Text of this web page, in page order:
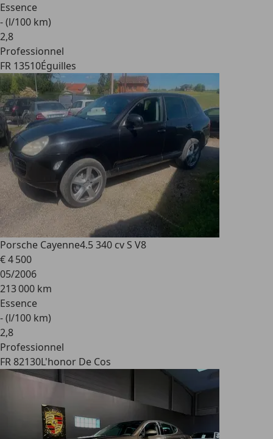
Essence
- (l/100 km)
2,8
Professionnel
FR 13510Éguilles
Porsche Cayenne4.5 340 cv S V8
€ 4 500
05/2006
213 000 km
Essence
- (l/100 km)
2,8
Professionnel
FR 82130L'honor De Cos